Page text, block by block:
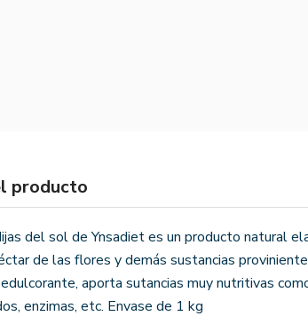
producto
del sol de Ynsadiet es un producto natural
de las flores y demás sustancias
aporta sutancias muy nutritivas
enzimas, etc. Envase de 1 kg